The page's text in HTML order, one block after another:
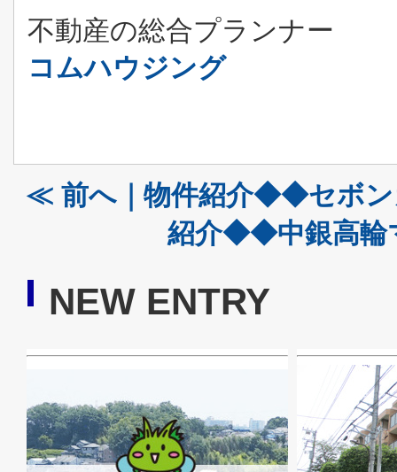
不動産の総合プランナー
コムハウジング
≪ 前へ｜物件紹介◆◆セボ
紹介◆◆中銀高
NEW ENTRY